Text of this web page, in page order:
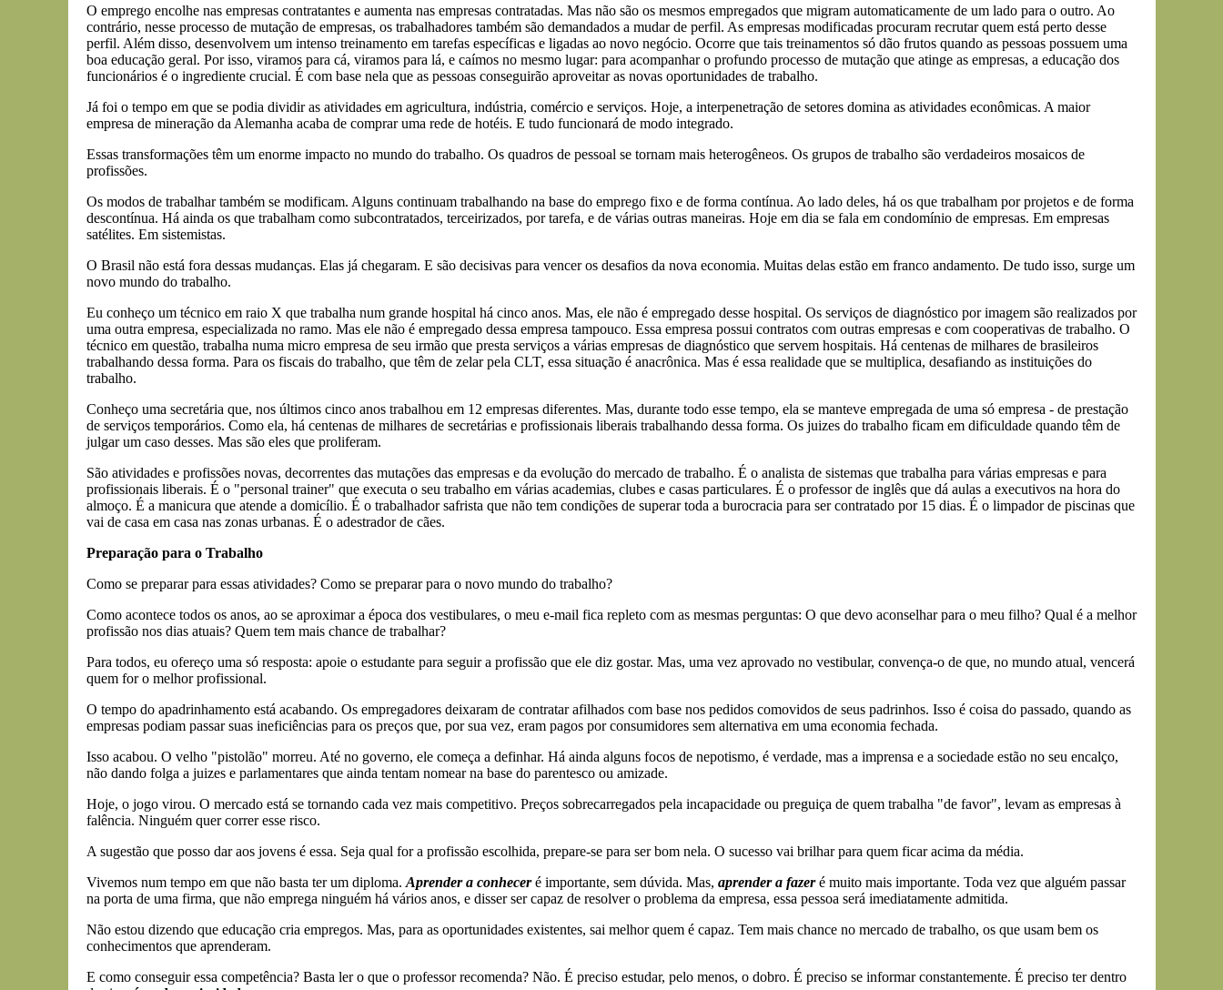
O emprego encolhe nas empresas contratantes e aumenta nas empresas contratadas. Mas não são os mesmos empregados que migram automaticamente de um lado para o outro. Ao
contrário, nesse processo de mutação de empresas, os trabalhadores também são demandados a mudar de perfil. As empresas modificadas procuram recrutar quem está perto desse
perfil. Além disso, desenvolvem um intenso treinamento em tarefas específicas e ligadas ao novo negócio. Ocorre que tais treinamentos só dão frutos quando as pessoas possuem uma
boa educação geral. Por isso, viramos para cá, viramos para lá, e caímos no mesmo lugar: para acompanhar o profundo processo de mutação que atinge as empresas, a educação dos
funcionários é o ingrediente crucial. É com base nela que as pessoas conseguirão aproveitar as novas oportunidades de trabalho.
Já foi o tempo em que se podia dividir as atividades em agricultura, indústria, comércio e serviços. Hoje, a interpenetração de setores domina as atividades econômicas. A maior
empresa de mineração da Alemanha acaba de comprar uma rede de hotéis. E tudo funcionará de modo integrado.
Essas transformações têm um enorme impacto no mundo do trabalho. Os quadros de pessoal se tornam mais heterogêneos. Os grupos de trabalho são verdadeiros mosaicos de
profissões.
Os modos de trabalhar também se modificam. Alguns continuam trabalhando na base do emprego fixo e de forma contínua. Ao lado deles, há os que trabalham por projetos e de forma
descontínua. Há ainda os que trabalham como subcontratados, terceirizados, por tarefa, e de várias outras maneiras. Hoje em dia se fala em condomínio de empresas. Em empresas
satélites. Em sistemistas.
O Brasil não está fora dessas mudanças. Elas já chegaram. E são decisivas para vencer os desafios da nova economia. Muitas delas estão em franco andamento. De tudo isso, surge um
novo mundo do trabalho.
Eu conheço um técnico em raio X que trabalha num grande hospital há cinco anos. Mas, ele não é empregado desse hospital. Os serviços de diagnóstico por imagem são realizados por
uma outra empresa, especializada no ramo. Mas ele não é empregado dessa empresa tampouco. Essa empresa possui contratos com outras empresas e com cooperativas de trabalho. O
técnico em questão, trabalha numa micro empresa de seu irmão que presta serviços a várias empresas de diagnóstico que servem hospitais. Há centenas de milhares de brasileiros
trabalhando dessa forma. Para os fiscais do trabalho, que têm de zelar pela CLT, essa situação é anacrônica. Mas é essa realidade que se multiplica, desafiando as instituições do
trabalho.
Conheço uma secretária que, nos últimos cinco anos trabalhou em 12 empresas diferentes. Mas, durante todo esse tempo, ela se manteve empregada de uma só empresa - de prestação
de serviços temporários. Como ela, há centenas de milhares de secretárias e profissionais liberais trabalhando dessa forma. Os juizes do trabalho ficam em dificuldade quando têm de
julgar um caso desses. Mas são eles que proliferam.
São atividades e profissões novas, decorrentes das mutações das empresas e da evolução do mercado de trabalho. É o analista de sistemas que trabalha para várias empresas e para
profissionais liberais. É o "personal trainer" que executa o seu trabalho em várias academias, clubes e casas particulares. É o professor de inglês que dá aulas a executivos na hora do
almoço. É a manicura que atende a domicílio. É o trabalhador safrista que não tem condições de superar toda a burocracia para ser contratado por 15 dias. É o limpador de piscinas que
vai de casa em casa nas zonas urbanas. É o adestrador de cães.
Preparação para o Trabalho
Como se preparar para essas atividades? Como se preparar para o novo mundo do trabalho?
Como acontece todos os anos, ao se aproximar a época dos vestibulares, o meu e-mail fica repleto com as mesmas perguntas: O que devo aconselhar para o meu filho? Qual é a melhor
profissão nos dias atuais? Quem tem mais chance de trabalhar?
Para todos, eu ofereço uma só resposta: apoie o estudante para seguir a profissão que ele diz gostar. Mas, uma vez aprovado no vestibular, convença-o de que, no mundo atual, vencerá
quem for o melhor profissional.
O tempo do apadrinhamento está acabando. Os empregadores deixaram de contratar afilhados com base nos pedidos comovidos de seus padrinhos. Isso é coisa do passado, quando as
empresas podiam passar suas ineficiências para os preços que, por sua vez, eram pagos por consumidores sem alternativa em uma economia fechada.
Isso acabou. O velho "pistolão" morreu. Até no governo, ele começa a definhar. Há ainda alguns focos de nepotismo, é verdade, mas a imprensa e a sociedade estão no seu encalço,
não dando folga a juizes e parlamentares que ainda tentam nomear na base do parentesco ou amizade.
Hoje, o jogo virou. O mercado está se tornando cada vez mais competitivo. Preços sobrecarregados pela incapacidade ou preguiça de quem trabalha "de favor", levam as empresas à
falência. Ninguém quer correr esse risco.
A sugestão que posso dar aos jovens é essa. Seja qual for a profissão escolhida, prepare-se para ser bom nela. O sucesso vai brilhar para quem ficar acima da média.
Vivemos num tempo em que não basta ter um diploma. Aprender a conheceré importante, sem dúvida. Mas, aprender a fazeré muito mais importante. Toda vez que alguém passar
na porta de uma firma, que não emprega ninguém há vários anos, e disser ser capaz de resolver o problema da empresa, essa pessoa será imediatamente admitida.
Não estou dizendo que educação cria empregos. Mas, para as oportunidades existentes, sai melhor quem é capaz. Tem mais chance no mercado de trabalho, os que usam bem os
conhecimentos que aprenderam.
E como conseguir essa competência? Basta ler o que o professor recomenda? Não. É preciso estudar, pelo menos, o dobro. É preciso se informar constantemente. É preciso ter dentro